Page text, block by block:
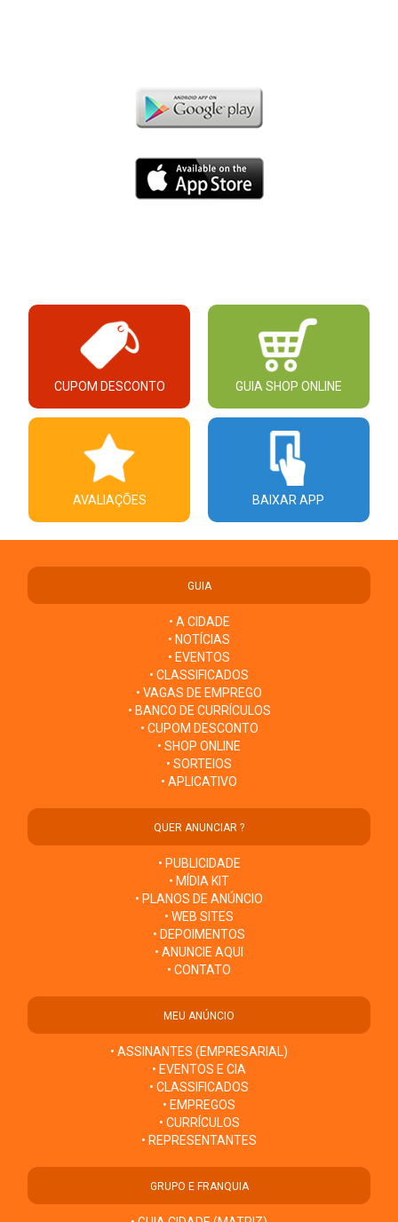
CUPOM DESCONTO GUIA SHOP ONLINE
AVALIAÇÕES BAIXAR APP
GUIA
• A CIDADE
• NOTÍCIAS
• EVENTOS
• CLASSIFICADOS
• VAGAS DE EMPREGO
• BANCO DE CURRÍCULOS
• CUPOM DESCONTO
• SHOP ONLINE
• SORTEIOS
• APLICATIVO
QUER ANUNCIAR ?
• PUBLICIDADE
• MÍDIA KIT
• PLANOS DE ANÚNCIO
• WEB SITES
• DEPOIMENTOS
• ANUNCIE AQUI
• CONTATO
MEU ANÚNCIO
• ASSINANTES (EMPRESARIAL)
• EVENTOS E CIA
• CLASSIFICADOS
• EMPREGOS
• CURRÍCULOS
• REPRESENTANTES
GRUPO E FRANQUIA